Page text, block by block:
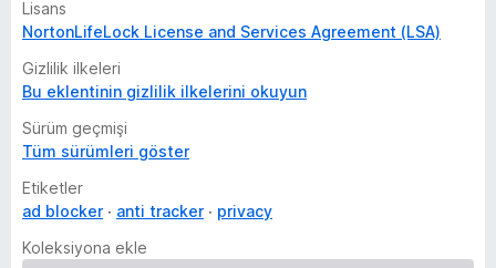
Lisans
NortonLifeLock License and Services Agreement (LSA)
Gizlilik ilkeleri
Bu eklentinin gizlilik ilkelerini okuyun
Sürüm geçmişi
Tüm sürümleri göster
Etiketler
ad blocker
anti tracker
privacy
Koleksiyona ekle